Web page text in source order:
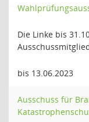
Die Linke bis
bis 13.06.2023
Ausschuss für